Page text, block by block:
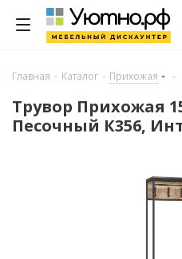
Главная - Каталог - Прихожая -
Трувор Прихожая
Песочный К356,